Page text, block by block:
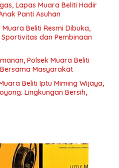
Lapas Muara Beliti Hadir
Panti Asuhan
Muara Beliti Resmi Dibuka,
dan Pembinaan
Polsek Muara Beliti
Masyarakat
Beliti Iptu Miming Wijaya,
Lingkungan Bersih,